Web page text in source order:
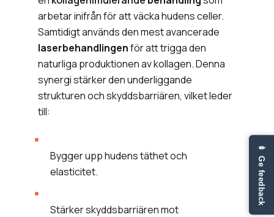
arbetar inifrån för att väcka hudens celler.
Samtidigt används den mest avancerade
laserbehandlingenför att trigga den
naturliga produktionen av kollagen. Denna
synergi stärker den underliggande
strukturen och skyddsbarriären, vilket leder
till:
Bygger upp hudens täthet och
elasticitet.
Stärker skyddsbarriären mot
✏ Ge feedback